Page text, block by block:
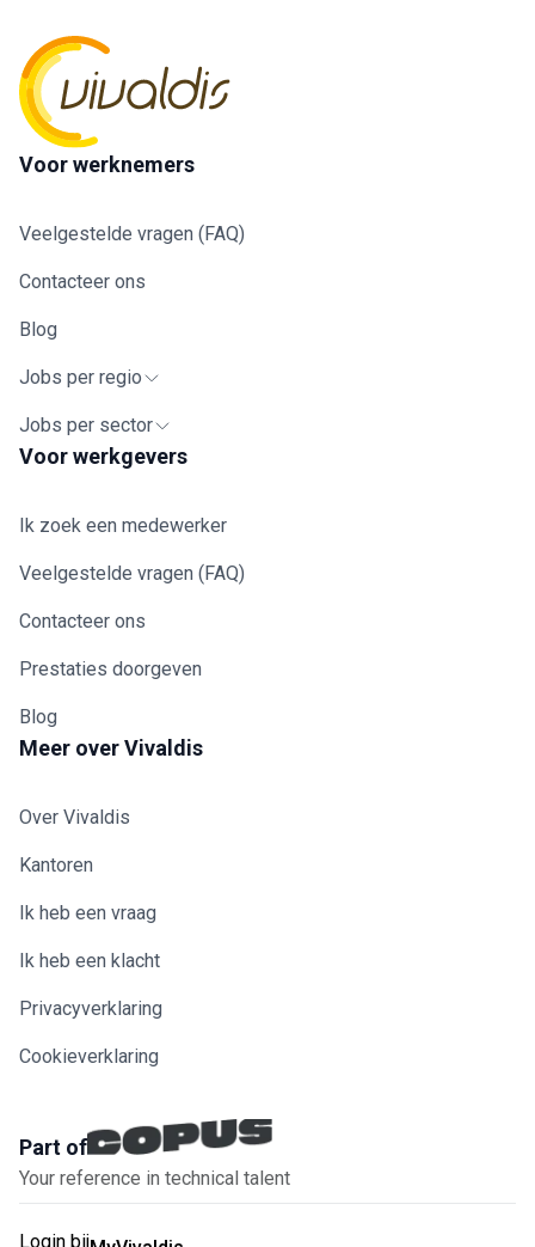
Voor werknemers
Veelgestelde vragen (FAQ)
Contacteer ons
Blog
Jobs per regio
Jobs per sector
Voor werkgevers
Ik zoek een medewerker
Veelgestelde vragen (FAQ)
Contacteer ons
Prestaties doorgeven
Blog
Meer over Vivaldis
Over Vivaldis
Kantoren
Ik heb een vraag
Ik heb een klacht
Privacyverklaring
Cookieverklaring
Part of
Your reference in technical talent
Login bij